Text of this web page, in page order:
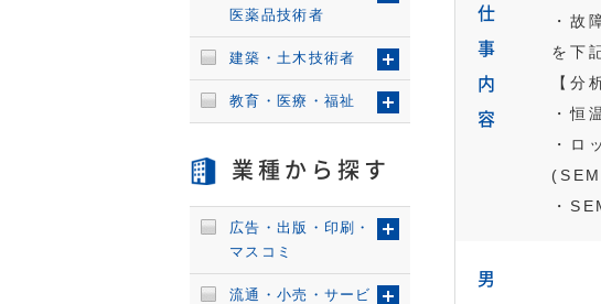
仕
事
内
容
・故
を下
【分
・恒
・ロ
・
男
医薬品技術者
建築・土木技術者
教育・医療・福祉
業種から探す
広告・出版・印刷・
マスコミ
流通・小売・サービ